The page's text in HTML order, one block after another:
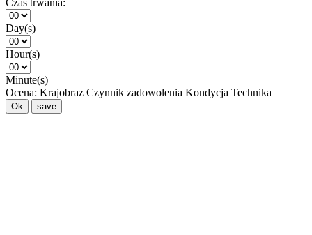
Czas trwania:
Day(s)
Hour(s)
Minute(s)
Ocena: Krajobraz Czynnik zadowolenia Kondycja Technika
Ok save